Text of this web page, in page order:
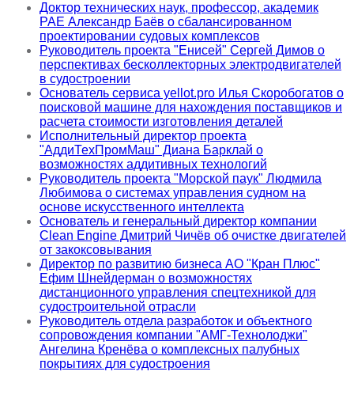
Доктор технических наук, профессор, академик
РАЕ Александр Баёв о сбалансированном
проектировании судовых комплексов
Руководитель проекта "Енисей" Сергей Димов о
перспективах бесколлекторных электродвигателей
в судостроении
Основатель сервиса yellot.pro Илья Скоробогатов о
поисковой машине для нахождения поставщиков и
расчета стоимости изготовления деталей
Исполнительный директор проекта
"АддиТехПромМаш" Диана Барклай о
возможностях аддитивных технологий
Руководитель проекта "Морской паук" Людмила
Любимова о системах управления судном на
основе искусственного интеллекта
Основатель и генеральный директор компании
Clean Engine Дмитрий Чичёв об очистке двигателей
от закоксовывания
Директор по развитию бизнеса АО "Кран Плюс"
Ефим Шнейдерман о возможностях
дистанционного управления спецтехникой для
судостроительной отрасли
Руководитель отдела разработок и объектного
сопровождения компании "АМГ-Технолоджи"
Ангелина Кренёва о комплексных палубных
покрытиях для судостроения